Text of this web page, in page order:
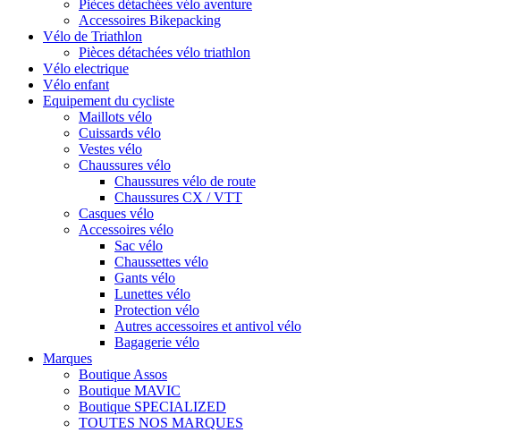
Pièces détachées vélo aventure
Accessoires Bikepacking
Vélo de Triathlon
Pièces détachées vélo triathlon
Vélo electrique
Vélo enfant
Equipement du cycliste
Maillots vélo
Cuissards vélo
Vestes vélo
Chaussures vélo
Chaussures vélo de route
Chaussures CX / VTT
Casques vélo
Accessoires vélo
Sac vélo
Chaussettes vélo
Gants vélo
Lunettes vélo
Protection vélo
Autres accessoires et antivol vélo
Bagagerie vélo
Marques
Boutique Assos
Boutique MAVIC
Boutique SPECIALIZED
TOUTES NOS MARQUES